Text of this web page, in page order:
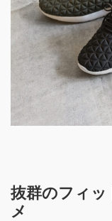
抜群のフィッ
メ